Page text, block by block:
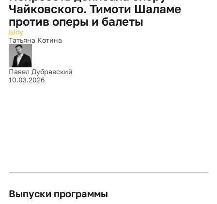
Чайковского. Тимоти Шаламе
против оперы и балеты
Шоу
Татьяна Котина
Павел Дубравский
10.03.2026
Выпуски программы